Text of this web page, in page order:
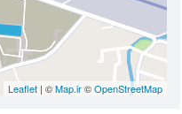
Leaflet | ©Map.ir©OpenStreetMap